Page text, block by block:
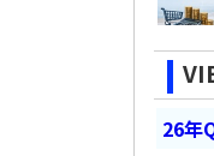
26年